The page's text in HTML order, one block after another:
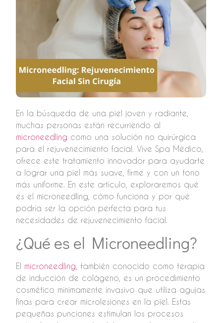
En la búsqueda de una piel joven y radiante,
muchas personas están recurriendo al
microneedling como una solución no quirúrgica
para el rejuvenecimiento facial. Vive Spa Médico,
ofrece este tratamiento innovador para ayudarte
a lograr una piel más suave, firme y con un tono
más uniforme. En este artículo, exploraremos qué
es el microneedling, cómo funciona y por qué
podría ser la opción perfecta para tus
necesidades de rejuvenecimiento facial.
¿Qué es el Microneedling?
El microneedling , también conocido como terapia
de inducción de colágeno, es un procedimiento
cosmético mínimamente invasivo que utiliza agujas
finas para crear microlesiones en la piel. Estas
pequeñas punciones estimulan los procesos